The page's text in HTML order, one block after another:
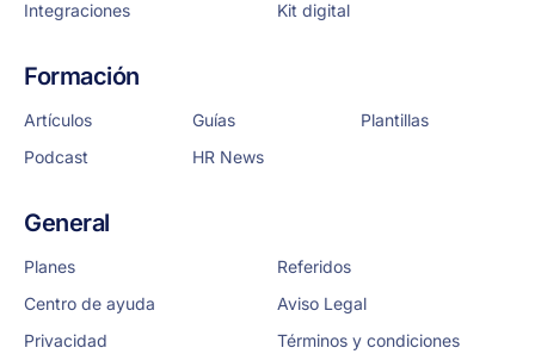
Integraciones
Kit digital
Formación
Artículos Guías
Plantillas
Podcast
HR News
General
Planes
Referidos
Centro de ayuda
Aviso Legal
Privacidad
Términos y condiciones